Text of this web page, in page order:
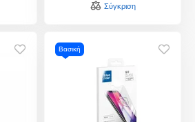
Σύγκριση
Βασική